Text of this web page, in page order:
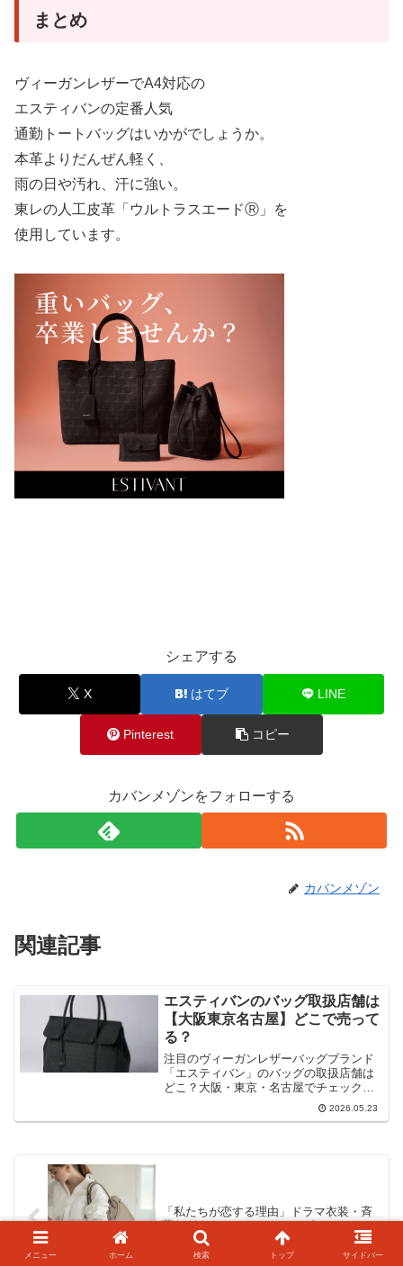
まとめ
ヴィーガンレザーでA4対応の
エスティバンの定番人気
通勤トートバッグはいかがでしょうか。
本革よりだんぜん軽く、
雨の日や汚れ、汗に強い。
東レの人工皮革「ウルトラスエードⓇ」を
使用しています。
シェアする
X はてブ LINE
Pinterest コピー
カバンメゾンをフォローする
カバンメゾン
関連記事
エスティバンのバッグ取扱店舗は
【大阪東京名古屋】どこで売って
る？
注目のヴィーガンレザーバッグブランド
「エスティバン」のバッグの取扱店舗は
どこ？大阪・東京・名古屋でチェックし
てみました。あの洗えるトートバッグは
どこで売ってるのでしょうか。
2026.05.23
「私たちが恋する理由」ドラマ衣装・斉
藤なぎささんのトートバッグ
メニュー ホーム 検索 トップ サイドバー